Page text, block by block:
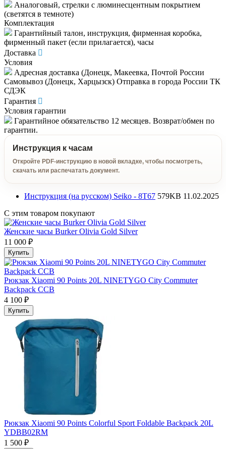
Аналоговый, стрелки с люминесцентным покрытием
(светятся в темноте)
Комплектация
Гарантийный талон, инструкция, фирменная коробка,
фирменный пакет (если прилагается), часы
Доставка
Условия
Адресная доставка (Донецк, Макеевка, Почтой России
Самовывоз (Донецк, Харцызск) Отправка в города России ТК
СДЭК
Гарантия
Условия гарантии
Гарантийное обязательство 12 месяцев. Возврат/обмен по
гарантии.
Инструкция к часам
Откройте PDF-инструкцию в новой вкладке, чтобы посмотреть,
скачать или распечатать документ.
Инструкция (на русском) Seiko - 8T67 579KB 11.02.2025
С этим товаром покупают
Женские часы Burker Olivia Gold Silver
11 000 ₽
Купить
Рюкзак Xiaomi 90 Points 20L NINETYGO City Commuter
Backpack CCB
4 100 ₽
Купить
Рюкзак Xiaomi 90 Points Colorful Sport Foldable Backpack 20L
YDBB02RM
1 500 ₽